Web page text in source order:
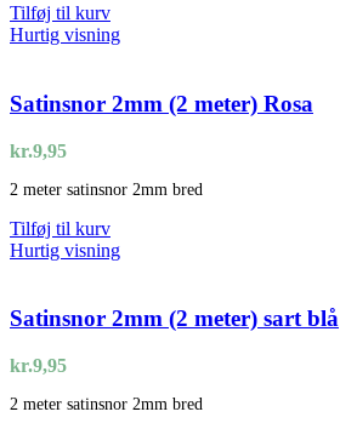
Tilføj til kurv
Hurtig visning
Satinsnor 2mm (2 meter) Rosa
kr.9,95
2 meter satinsnor 2mm bred
Tilføj til kurv
Hurtig visning
Satinsnor 2mm (2 meter) sart blå
kr.9,95
2 meter satinsnor 2mm bred